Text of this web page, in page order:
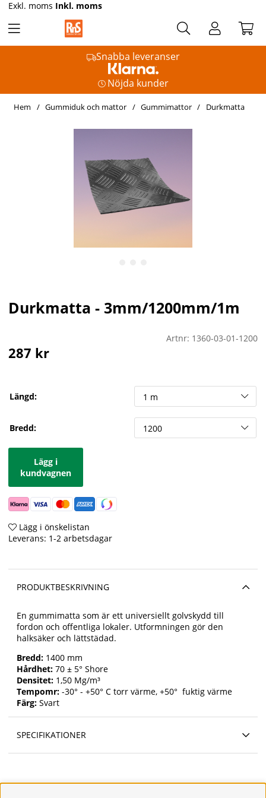
Snabba leveranser
Nöjda kunder
Exkl. moms Inkl. moms
Hem Gummiduk och mattor Gummimattor Durkmatta
Durkmatta - 3mm/1200mm/1m
Artnr: 1360-03-01-1200
287 kr
Längd:
Bredd:
Lägg i
kundvagnen
Lägg i önskelistan
Leverans: 1-2 arbetsdagar
PRODUKTBESKRIVNING
En gummimatta som är ett universiellt golvskydd till
fordon och offentliga lokaler. Utformningen gör den
halksäker och lättstädad.
Bredd: 1400 mm
Hårdhet: 70 ± 5° Shore
Densitet: 1,50 Mg/m³
Tempomr: -30° - +50° C torr värme, +50° fuktig värme
Färg: Svart
SPECIFIKATIONER